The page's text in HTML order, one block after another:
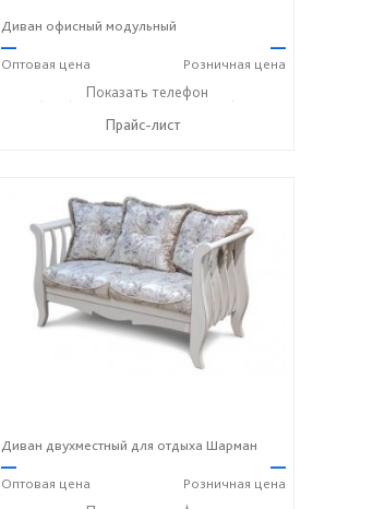
Диван офисный модульный
—
Оптовая цена
—
Розничная цена
+7 (989) 269-73-94 ☎+7 (918) 316-91-77
Показать телефон
Прайс-лист
Диван двухместный для отдыха Шарман
—
Оптовая цена
—
Розничная цена